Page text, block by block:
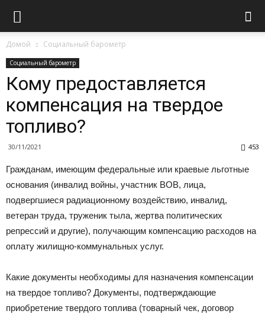
Домой Социальный барометр
Социальный барометр
Кому предоставляется
компенсация на твердое
топливо?
30/11/2021 453
Гражданам, имеющим федеральные или краевые льготные
основания (инвалид войны, участник ВОВ, лица,
подвергшиеся радиационному воздействию, инвалид,
ветеран труда, труженик тыла, жертва политических
репрессий и другие), получающим компенсацию расходов на
оплату жилищно-коммунальных услуг.
Какие документы необходимы для назначения компенсации
на твердое топливо? Документы, подтверждающие
приобретение твердого топлива (товарный чек, договор